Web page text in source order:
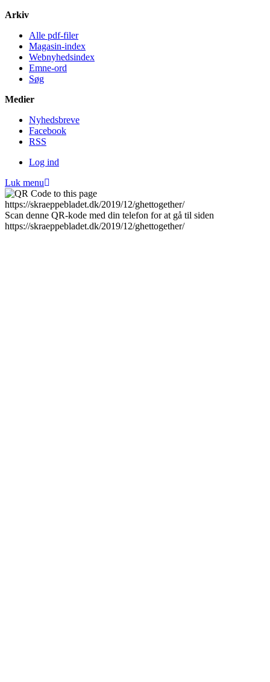
Arkiv
Alle pdf-filer
Magasin-index
Webnyhedsindex
Emne-ord
Søg
Medier
Nyheds­breve
Facebook
RSS
Log ind
Luk menu
Scan denne QR-kode med din telefon for at gå til siden
https://skraeppebladet.dk/2019/12/ghettogether/